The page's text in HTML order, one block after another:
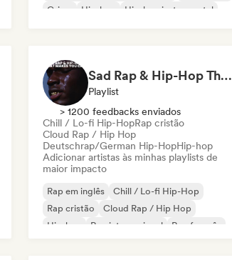
Grime
Hip-hop
Hip-hop instrumental
Sad Rap & Hip-Hop That Makes You Cry
Playlist
> 1200 feedbacks enviados
Chill / Lo-fi Hip-HopRap cristão
Cloud Rap / Hip Hop
Deutschrap/German Hip-HopHip-hop
Adicionar artistas às minhas playlists de
maior impacto
Rap em inglês
Chill / Lo-fi Hip-Hop
Rap cristão
Cloud Rap / Hip Hop
Hip-hop
Rap internacional
Rap francês